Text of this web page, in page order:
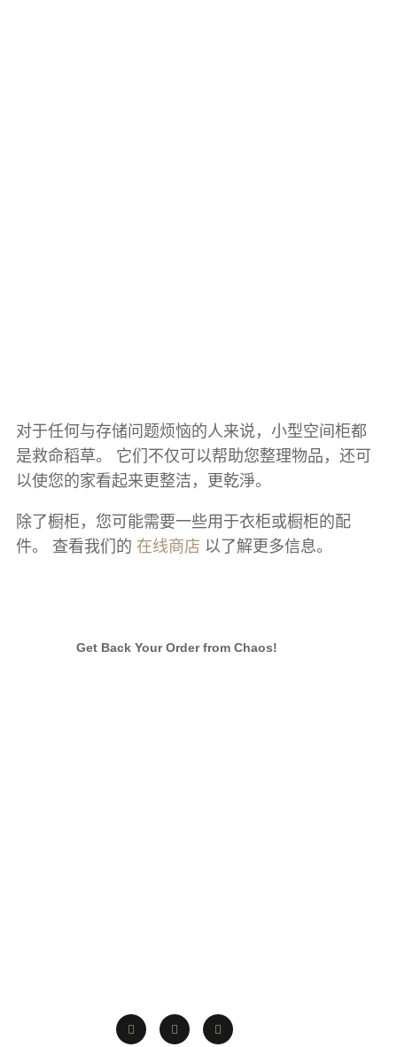
对于任何与存储问题烦恼的人来说，小型空间柜都
是救命稻草。 它们不仅可以帮助您整理物品，还可
以使您的家看起来更整洁，更乾淨。
除了橱柜，您可能需要一些用于衣柜或橱柜的配
件。 查看我们的 在线商店 以了解更多信息。
Get Back Your Order from Chaos!